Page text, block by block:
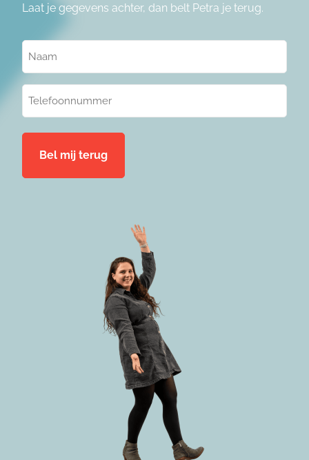
Laat je gegevens achter, dan belt Petra je terug.